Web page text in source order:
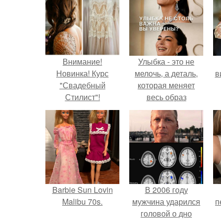
Внимание!
Новинка! Курс
"Свадебный
Стилист"!
Улыбка - это не
мелочь, а деталь,
которая меняет
весь образ
человека.
Barbie Sun Lovin
Malibu 70s.
В 2006 году
мужчина ударился
головой о дно